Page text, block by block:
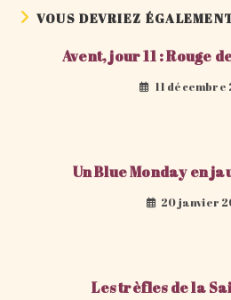
VOUS DEVRIEZ
Avent, jour 11 : Rouge
11 décembre
Un Blue Monday en
20 janvier
Les trèfles de la